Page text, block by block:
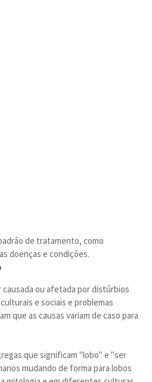
de tratamento, como
doenças e condições.
ou afetada por distúrbios
e sociais e problemas
que as causas variam de caso para
que significam "lobo" e "ser
mudando de forma para lobos